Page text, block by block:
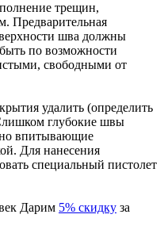
трещин,
Предварительная
шва должны
по возможности
свободными от
удалить (определить
глубокие швы
впитывающие
Для нанесения
специальный пистолет
Дарим 5% скидку за